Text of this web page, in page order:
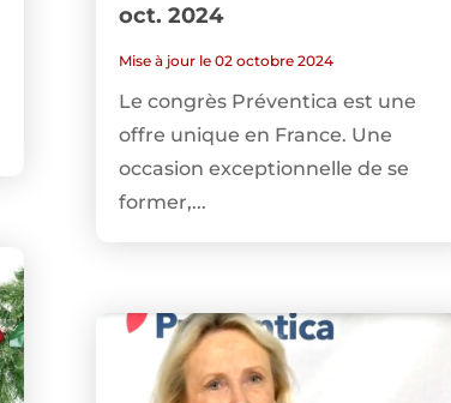
oct. 2024
Mise à jour le 02 octobre 2024
Le congrès Préventica est une
offre unique en France. Une
occasion exceptionnelle de se
former,...